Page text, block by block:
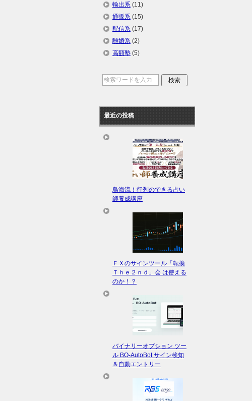
輸出系 (11)
通販系 (15)
配信系 (17)
離婚系 (2)
高額塾 (5)
最近の投稿
鳥海流！行列のできる占い
師養成講座
ＦＸのサインツール「転換
Ｔｈｅ２ｎｄ」会 は使える
のか！？
バイナリーオプション ツー
ル BO-AutoBot サイン検知
＆自動エントリー